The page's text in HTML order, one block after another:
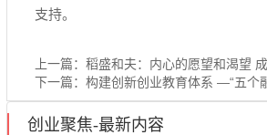
支持。
上一篇： 稻盛和夫：内心的愿望和渴望
下一篇： 构建创新创业教育体系 —“五个
创业聚焦-最新内容